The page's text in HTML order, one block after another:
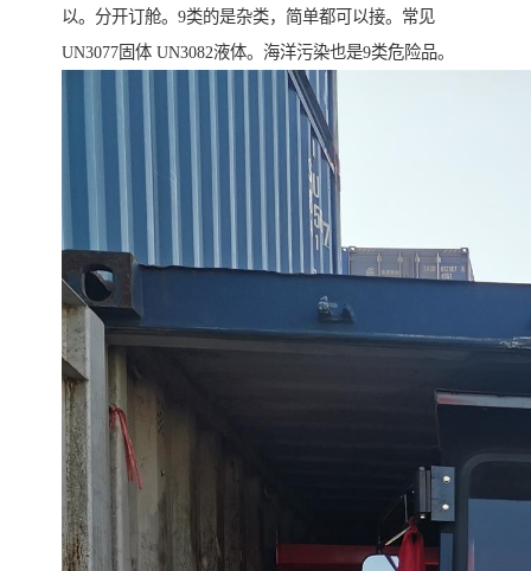
以。分开订舱。9类的是杂类，简单都可以接。常见
UN3077固体 UN3082液体。海洋污染也是9类危险品。